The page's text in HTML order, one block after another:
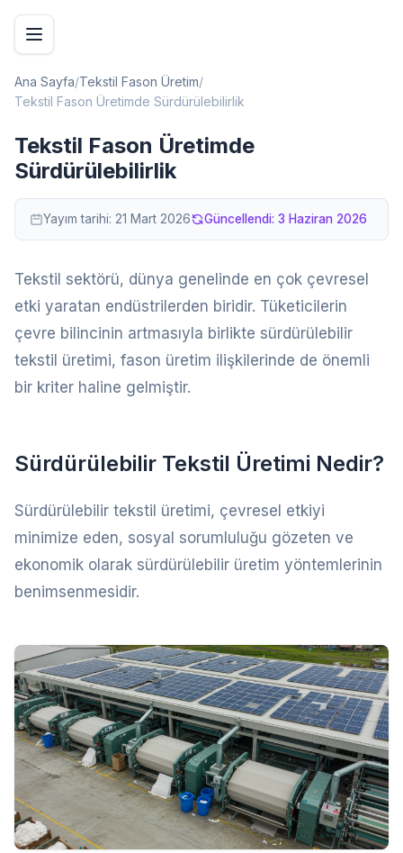
Ana Sayfa/Tekstil Fason Üretim/
Tekstil Fason Üretimde Sürdürülebilirlik
Tekstil Fason Üretimde
Sürdürülebilirlik
Yayım tarihi: 21 Mart 2026 Güncellendi: 3 Haziran 2026
Tekstil sektörü, dünya genelinde en çok çevresel
etki yaratan endüstrilerden biridir. Tüketicilerin
çevre bilincinin artmasıyla birlikte sürdürülebilir
tekstil üretimi, fason üretim ilişkilerinde de önemli
bir kriter haline gelmiştir.
Sürdürülebilir Tekstil Üretimi Nedir?
Sürdürülebilir tekstil üretimi, çevresel etkiyi
minimize eden, sosyal sorumluluğu gözeten ve
ekonomik olarak sürdürülebilir üretim yöntemlerinin
benimsenmesidir.